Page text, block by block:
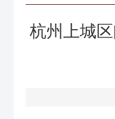
杭州上城